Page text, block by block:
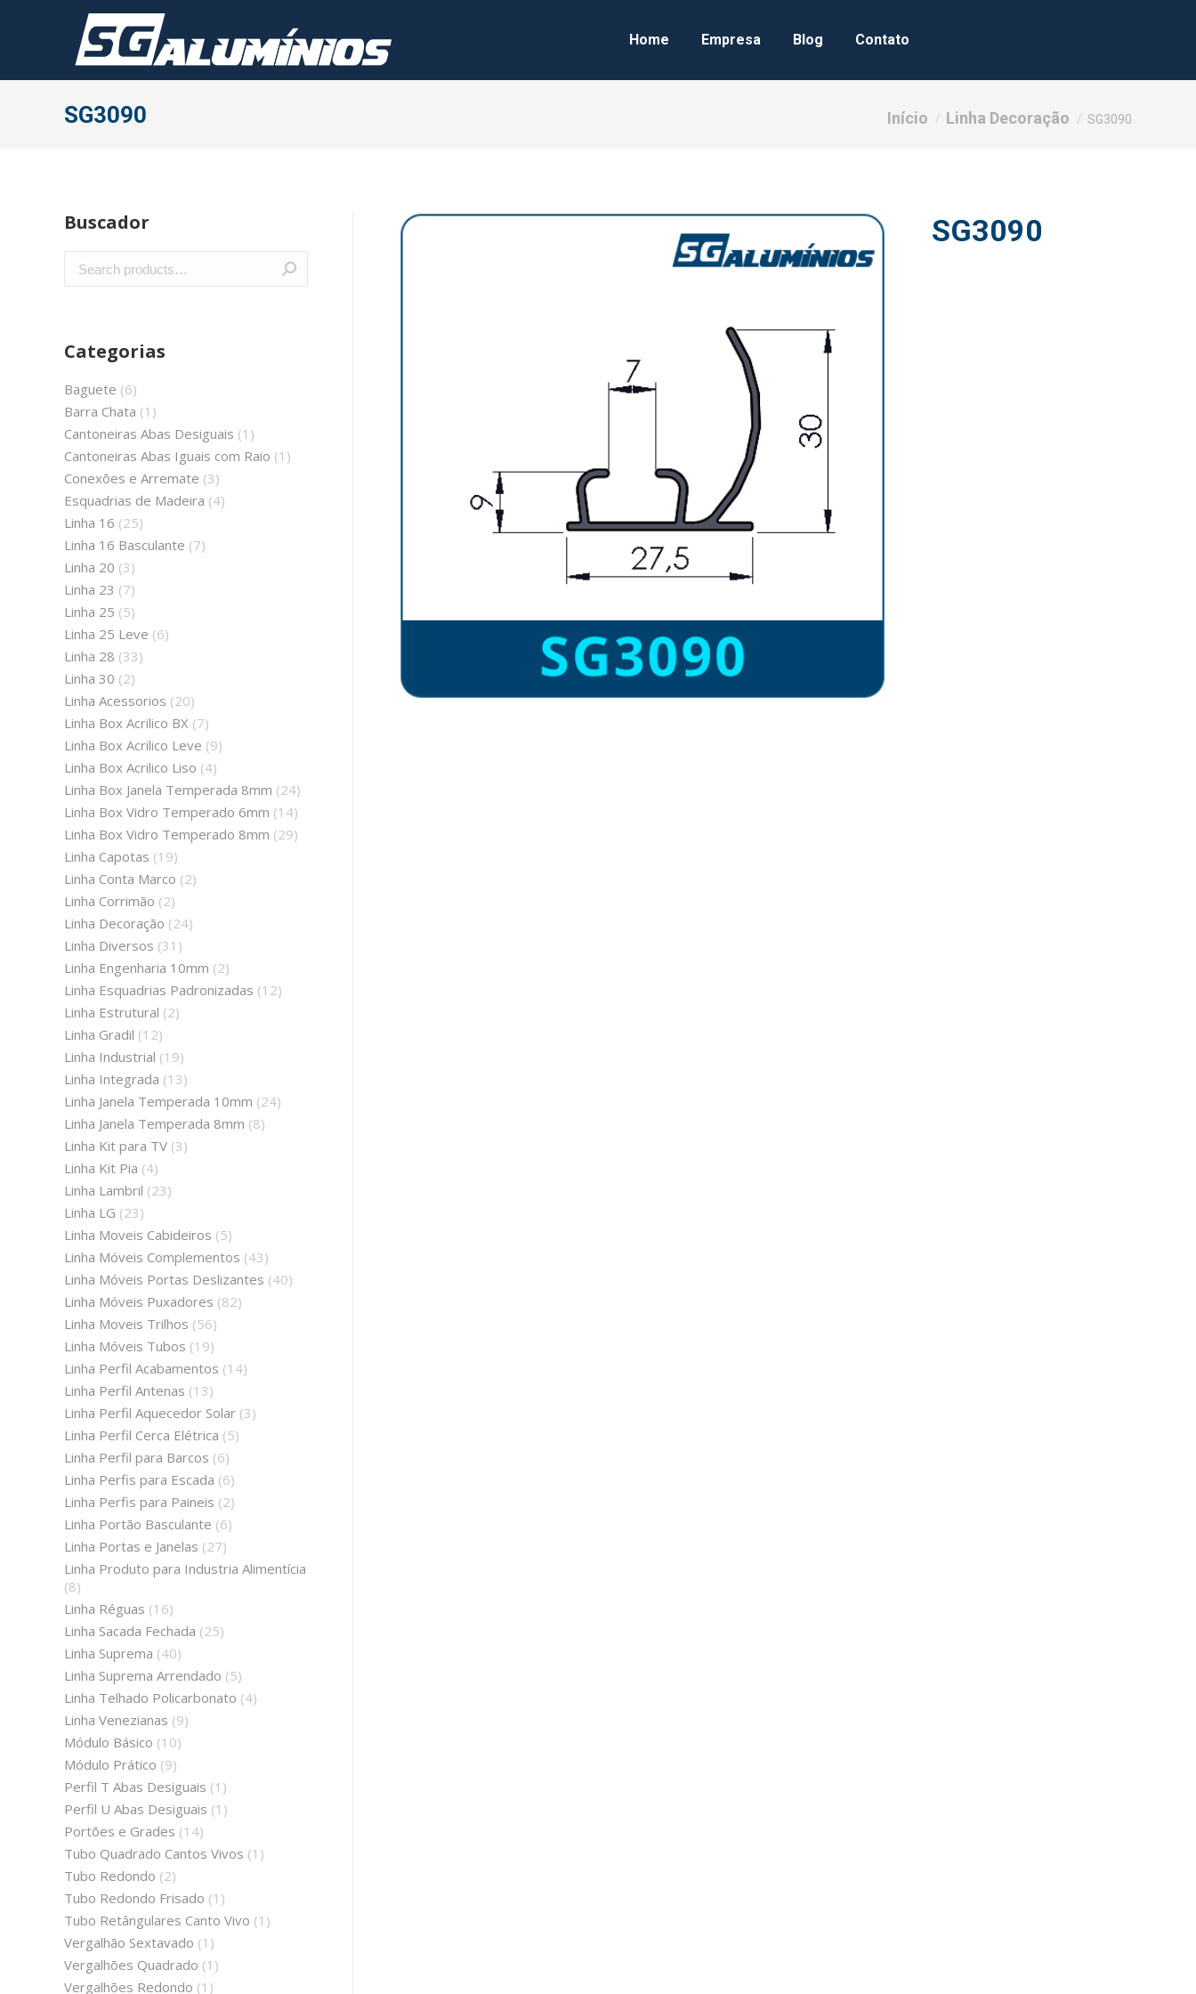
Home Empresa Blog Contato
SG3090 Você está aqui:
Início Linha Decoração SG3090
SG3090
Buscador
Categorias
Baguete (6)
Barra Chata (1)
Cantoneiras Abas Desiguais (1)
Cantoneiras Abas Iguais com Raio (1)
Conexões e Arremate (3)
Esquadrias de Madeira (4)
Linha 16 (25)
Linha 16 Basculante (7)
Linha 20 (3)
Linha 23 (7)
Linha 25 (5)
Linha 25 Leve (6)
Linha 28 (33)
Linha 30 (2)
Linha Acessorios (20)
Linha Box Acrilico BX (7)
Linha Box Acrilico Leve (9)
Linha Box Acrilico Liso (4)
Linha Box Janela Temperada 8mm (24)
Linha Box Vidro Temperado 6mm (14)
Linha Box Vidro Temperado 8mm (29)
Linha Capotas (19)
Linha Conta Marco (2)
Linha Corrimão (2)
Linha Decoração (24)
Linha Diversos (31)
Linha Engenharia 10mm (2)
Linha Esquadrias Padronizadas (12)
Linha Estrutural (2)
Linha Gradil (12)
Linha Industrial (19)
Linha Integrada (13)
Linha Janela Temperada 10mm (24)
Linha Janela Temperada 8mm (8)
Linha Kit para TV (3)
Linha Kit Pia (4)
Linha Lambril (23)
Linha LG (23)
Linha Moveis Cabideiros (5)
Linha Móveis Complementos (43)
Linha Móveis Portas Deslizantes (40)
Linha Móveis Puxadores (82)
Linha Moveis Trilhos (56)
Linha Móveis Tubos (19)
Linha Perfil Acabamentos (14)
Linha Perfil Antenas (13)
Linha Perfil Aquecedor Solar (3)
Linha Perfil Cerca Elétrica (5)
Linha Perfil para Barcos (6)
Linha Perfis para Escada (6)
Linha Perfis para Paineis (2)
Linha Portão Basculante (6)
Linha Portas e Janelas (27)
Linha Produto para Industria Alimentícia
(8)
Linha Réguas (16)
Linha Sacada Fechada (25)
Linha Suprema (40)
Linha Suprema Arrendado (5)
Linha Telhado Policarbonato (4)
Linha Venezianas (9)
Módulo Básico (10)
Módulo Prático (9)
Perfil T Abas Desiguais (1)
Perfil U Abas Desiguais (1)
Portões e Grades (14)
Tubo Quadrado Cantos Vivos (1)
Tubo Redondo (2)
Tubo Redondo Frisado (1)
Tubo Retângulares Canto Vivo (1)
Vergalhão Sextavado (1)
Vergalhões Quadrado (1)
Vergalhões Redondo (1)